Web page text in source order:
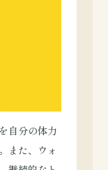
自分の体力
また、ウォ